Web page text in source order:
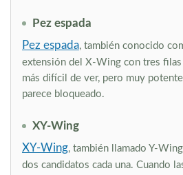
Pez espada
Pez espada, también conocido
extensión del X-Wing con tres filas
más difícil de ver, pero muy
parece bloqueado.
XY-Wing
XY-Wing, también llamado Y-
dos candidatos cada una. Cuando